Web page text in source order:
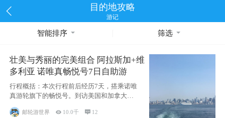
目的地攻略
游记
智能排序 筛选
壮美与秀丽的完美组合 阿拉斯加+维
多利亚 诺唯真畅悦号7日自助游
行程概括：本次行程前后经历7天，搭乘诺唯
真游轮旗下的畅悦号。到访美国和加拿大的4
个州/省：美国华盛顿州
邮轮游世界  10.0千  12